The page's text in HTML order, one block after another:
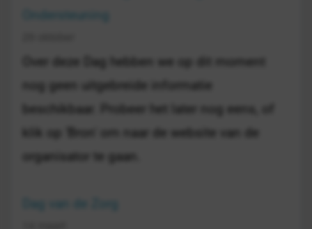
Over deze Dag hebben we op dit moment
nog geen uitgebreide informatie
beschikbaar. Probeer het later nog eens, of
klik op 'Bron' om naar de website van de
organisator te gaan.
Dag van de Zorg